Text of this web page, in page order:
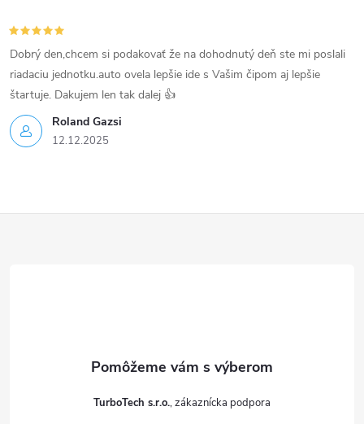
Roland Gazsi
12.12.2025
Dobrý den,chcem si podakovať že na dohodnutý deň ste mi poslali
riadaciu jednotku.auto ovela lepšie ide s Vašim čipom aj lepšie
štartuje. Dakujem len tak dalej 👍
TurboTech s.r.o.